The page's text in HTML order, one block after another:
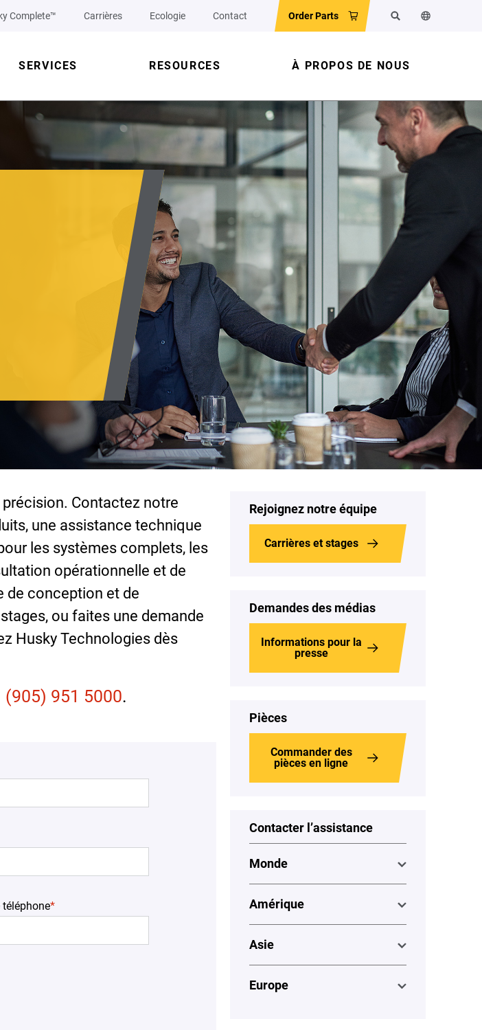
Complete™ Carrières Ecologie Contact Order Parts RechercherChanger la
SERVICES RESOURCES À PROPOS DE NOUS
Contactez notre
une assistance technique
les systèmes complets, les
opérationnelle et de
de conception et de
ou faites une demande
Husky Technologies dès
(905) 951 5000.
téléphone*
Rejoignez notre équipe
Carrières et stages
Demandes des médias
Informations pour la
presse
Pièces
Commander des
pièces en ligne
Contacter l’assistance
Monde
Amérique
Asie
Europe